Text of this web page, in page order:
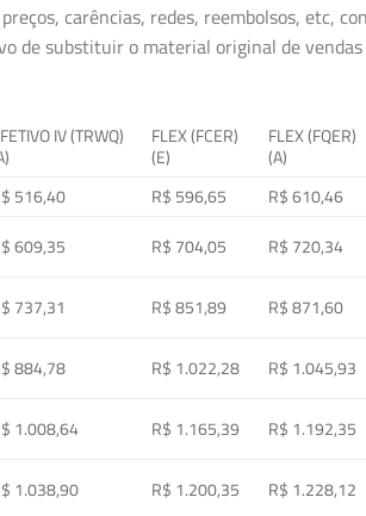
carências, redes, reembolsos, etc,
de substituir o material original de
IV (TRWQ)
FLEX (FCER)
(E)
FLEX (FQER)
(A)
516,40 R$ 596,65 R$ 610,46
609,35 R$ 704,05 R$ 720,34
737,31 R$ 851,89 R$ 871,60
884,78 R$ 1.022,28 R$ 1.045,93
1.008,64 R$ 1.165,39 R$ 1.192,35
1.038,90 R$ 1.200,35 R$ 1.228,12